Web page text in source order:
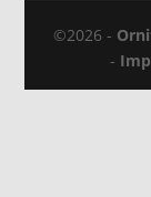
©2026 -
-